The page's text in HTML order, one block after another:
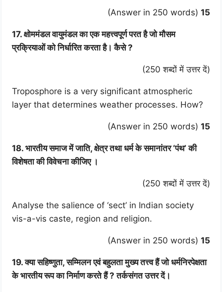
(Answer in 250 words) 15
17. क्षोममंडल वायुमंडल का एक महत्त्वपूर्ण परत है जो मौसम
प्रक्रियाओं को निर्धारित करता है। कैसे ?
(250 शब्दों में उत्तर दें)
Troposphore is a very significant atmospheric
layer that determines weather processes. How?
(Answer in 250 words) 15
18. भारतीय समाज में जाति, क्षेत्र तथा धर्म के समानांतर ‘पंथ’ की
विशेषता की विवेचना कीजिए ।
(250 शब्दों में उत्तर दें)
Analyse the salience of ‘sect’ in Indian society
vis-a-vis caste, region and religion.
(Answer in 250 words) 15
19. क्या सहिष्णुता, सम्मिलन एवं बहुलता मुख्य तत्त्व हैं जो धर्मनिरपेक्षता
के भारतीय रूप का निर्माण करते हैं ? तर्कसंगत उत्तर दें।